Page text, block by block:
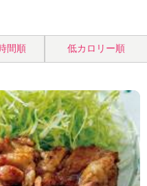
間順 低カロリー順